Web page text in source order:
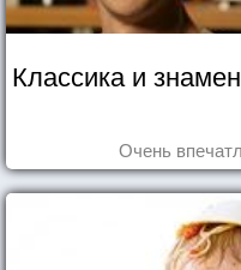
Классика и
Очень